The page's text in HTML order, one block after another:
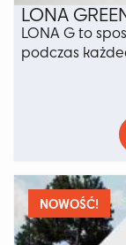
LONA
LONA G to
podczas
NOWOŚĆ!